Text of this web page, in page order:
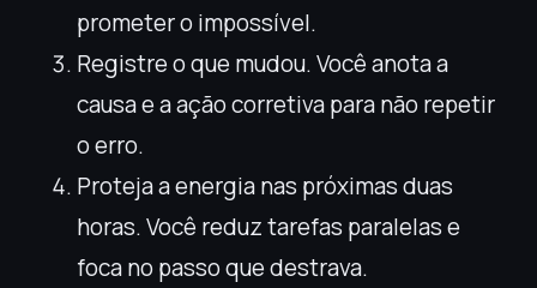
prometer o impossível.
Registre o que mudou. Você anota a
causa e a ação corretiva para não repetir
o erro.
Proteja a energia nas próximas duas
horas. Você reduz tarefas paralelas e
foca no passo que destrava.